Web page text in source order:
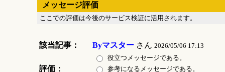
メッセージ評価
ここでの評価は今後のサービス検証に活用されます。
該当記事： Byマスターさん 2026/05/06 17:13
評価：
役立つメッセージである。
参考になるメッセージである。